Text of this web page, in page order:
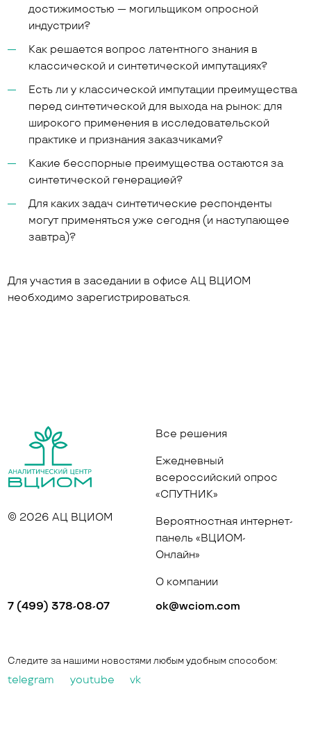
достижимостью — могильщиком опросной
индустрии?
Как решается вопрос латентного знания в
классической и синтетической импутациях?
Есть ли у классической импутации преимущества
перед синтетической для выхода на рынок: для
широкого применения в исследовательской
практике и признания заказчиками?
Какие бесспорные преимущества остаются за
синтетической генерацией?
Для каких задач синтетические респонденты
могут применяться уже сегодня (и наступающее
завтра)?
Для участия в заседании в офисе АЦ ВЦИОМ
необходимо зарегистрироваться.
© 2026 АЦ ВЦИОМ
Все решения
Ежедневный
всероссийский опрос
«СПУТНИК»
Вероятностная интернет-
панель «ВЦИОМ-
Онлайн»
О компании
7 (499) 378-08-07
ok@wciom.com
Следите за нашими новостями любым удобным способом:
telegram youtube vk